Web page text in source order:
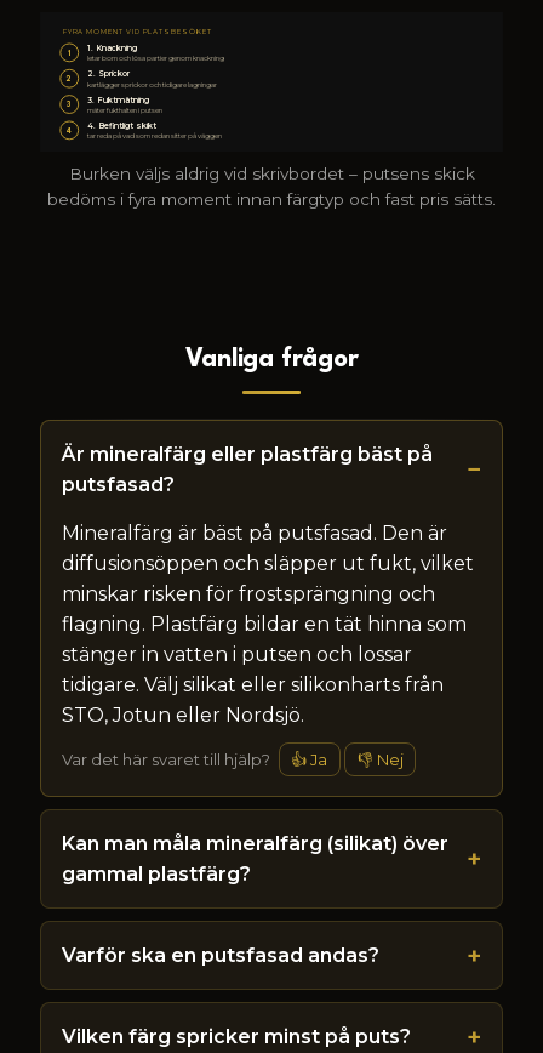
FYRA MOMENT VID PLATSBESÖKET
1 1. Knackning
letar bom och lösa partier genom knackning
2 2. Sprickor
kartlägger sprickor och tidigare lagningar
3 3. Fuktmätning
mäter fukthalten i putsen
4 4. Befintligt skikt
tar reda på vad som redan sitter på väggen
Burken väljs aldrig vid skrivbordet – putsens skick
bedöms i fyra moment innan färgtyp och fast pris sätts.
Vanliga frågor
Är mineralfärg eller plastfärg bäst på
putsfasad?
Mineralfärg är bäst på putsfasad. Den är
diffusionsöppen och släpper ut fukt, vilket
minskar risken för frostsprängning och
flagning. Plastfärg bildar en tät hinna som
stänger in vatten i putsen och lossar
tidigare. Välj silikat eller silikonharts från
STO, Jotun eller Nordsjö.
Var det här svaret till hjälp? 👍 Ja 👎 Nej
Kan man måla mineralfärg (silikat) över
gammal plastfärg?
Varför ska en putsfasad andas?
Vilken färg spricker minst på puts?